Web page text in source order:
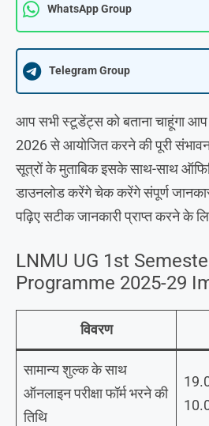
WhatsApp Group
Telegram Group
आप सभी स्टूडेंट्स को बताना चाहूंगा आप
2026 से आयोजित करने की पूरी
सूत्रों के मुताबिक इसके साथ-साथ
डाउनलोड करेंगे चेक करेंगे संपूर्ण
पढ़िए सटीक जानकारी प्राप्त करने के
LNMU UG 1st
Programme 2025-29
विवरण
सामान्य शुल्क के साथ
ऑनलाइन परीक्षा फॉर्म भरने की
तिथि